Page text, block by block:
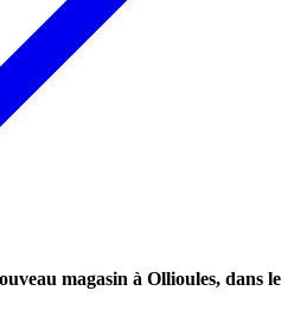
magasin à Ollioules, dans le